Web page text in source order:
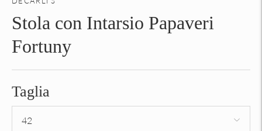
Stola con Intarsio Papaveri
Fortuny
Taglia